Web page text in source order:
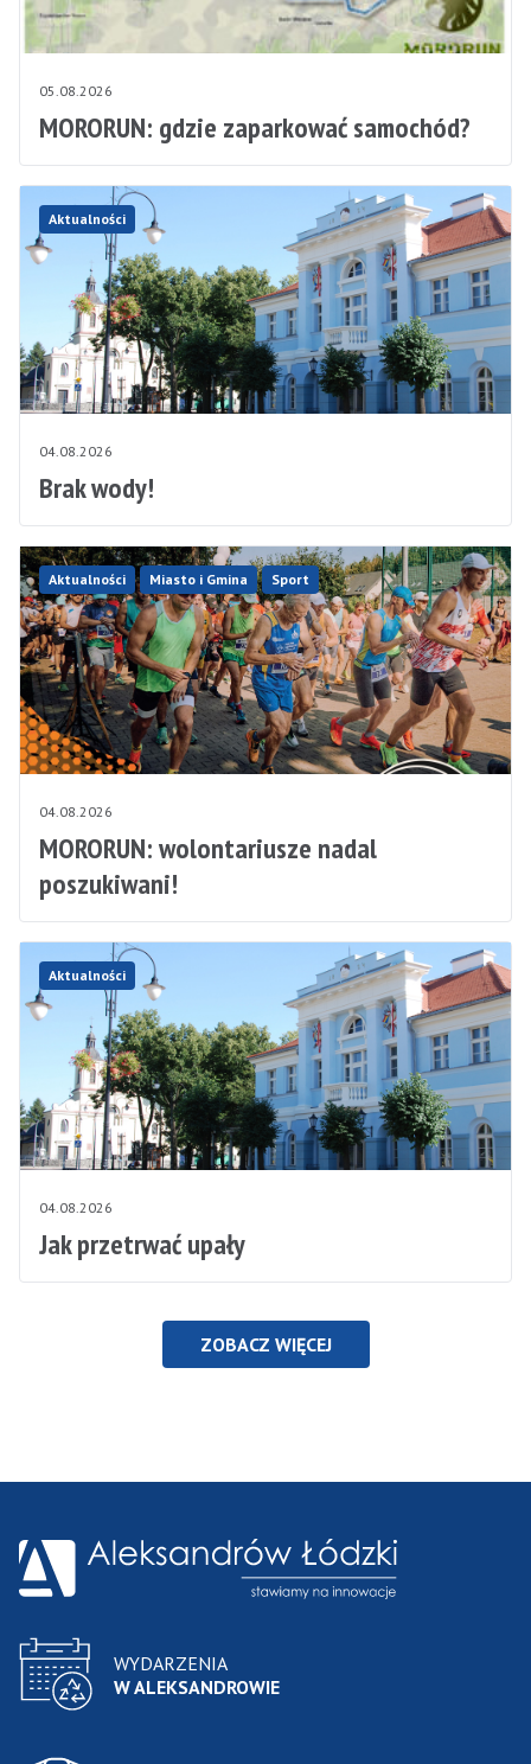
05.08.2026
MORORUN: gdzie zaparkować samochód?
Aktualności
04.08.2026
Brak wody!
Aktualności Miasto i Gmina Sport
04.08.2026
MORORUN: wolontariusze nadal
poszukiwani!
Aktualności
04.08.2026
Jak przetrwać upały
ZOBACZ WIĘCEJ
WYDARZENIA
W ALEKSANDROWIE